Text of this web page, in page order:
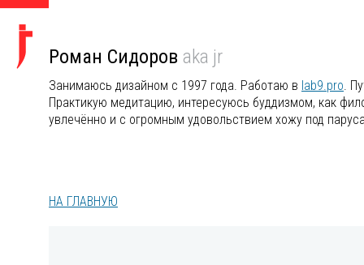
Роман Сидоров aka jr
Занимаюсь дизайном с 1997 года. Работаю в lab9.pro.
Практикую медитацию, интересуюсь буддизмом, как
увлечённо и с огромным удовольствием хожу под
НА ГЛАВНУЮ